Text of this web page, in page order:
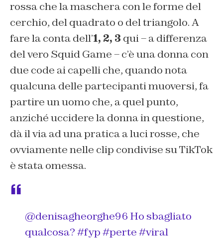
rossa che la maschera con le forme del
cerchio, del quadrato o del triangolo. A
fare la conta dell’1, 2, 3 qui – a differenza
del vero Squid Game – c’è una donna con
due code ai capelli che, quando nota
qualcuna delle partecipanti muoversi, fa
partire un uomo che, a quel punto,
anziché uccidere la donna in questione,
dà il via ad una pratica a luci rosse, che
ovviamente nelle clip condivise su TikTok
è stata omessa.
@denisagheorghe96 Ho sbagliato
qualcosa?#fyp#perte#viral